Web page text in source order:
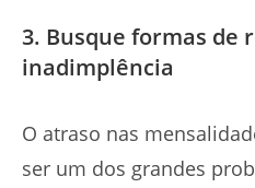
3. Busque formas de
inadimplência
O atraso nas
ser um dos grandes